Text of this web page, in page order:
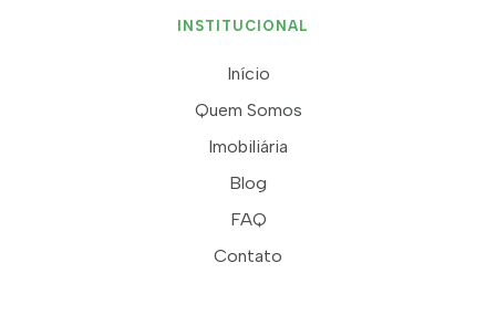
INSTITUCIONAL
Início
Quem Somos
Imobiliária
Blog
FAQ
Contato